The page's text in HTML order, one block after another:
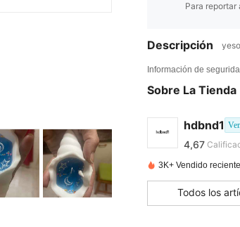
Para
Descripción
Información de
Sobre La Tienda
hdbnd1
4,67
4,67
3K+ Vendido
Todos los